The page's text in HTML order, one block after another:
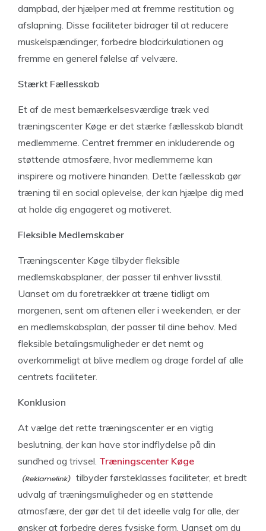
dampbad, der hjælper med at fremme restitution og
afslapning. Disse faciliteter bidrager til at reducere
muskelspændinger, forbedre blodcirkulationen og
fremme en generel følelse af velvære.
Stærkt Fællesskab
Et af de mest bemærkelsesværdige træk ved
træningscenter Køge er det stærke fællesskab blandt
medlemmerne. Centret fremmer en inkluderende og
støttende atmosfære, hvor medlemmerne kan
inspirere og motivere hinanden. Dette fællesskab gør
træning til en social oplevelse, der kan hjælpe dig med
at holde dig engageret og motiveret.
Fleksible Medlemskaber
Træningscenter Køge tilbyder fleksible
medlemskabsplaner, der passer til enhver livsstil.
Uanset om du foretrækker at træne tidligt om
morgenen, sent om aftenen eller i weekenden, er der
en medlemskabsplan, der passer til dine behov. Med
fleksible betalingsmuligheder er det nemt og
overkommeligt at blive medlem og drage fordel af alle
centrets faciliteter.
Konklusion
At vælge det rette træningscenter er en vigtig
beslutning, der kan have stor indflydelse på din
sundhed og trivsel. Træningscenter Køge
tilbyder førsteklasses faciliteter, et bredt
udvalg af træningsmuligheder og en støttende
atmosfære, der gør det til det ideelle valg for alle, der
ønsker at forbedre deres fysiske form. Uanset om du